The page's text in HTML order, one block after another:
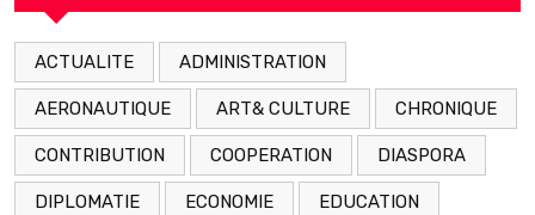
ACTUALITE ADMINISTRATION
AERONAUTIQUE ART& CULTURE CHRONIQUE
CONTRIBUTION COOPERATION DIASPORA
DIPLOMATIE ECONOMIE EDUCATION